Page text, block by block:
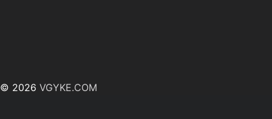
© 2026 VGYKE.COM